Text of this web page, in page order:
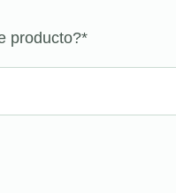
producto?*